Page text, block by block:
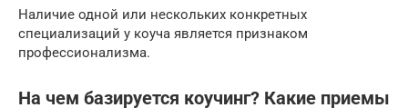
Наличие одной или нескольких конкретных
специализаций у коуча является признаком
профессионализма.
На чем базируется коучинг? Какие приемы